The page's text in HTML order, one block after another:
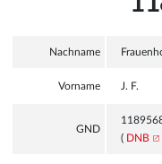
Nachname
Vorname J. F.
GND
( DNB